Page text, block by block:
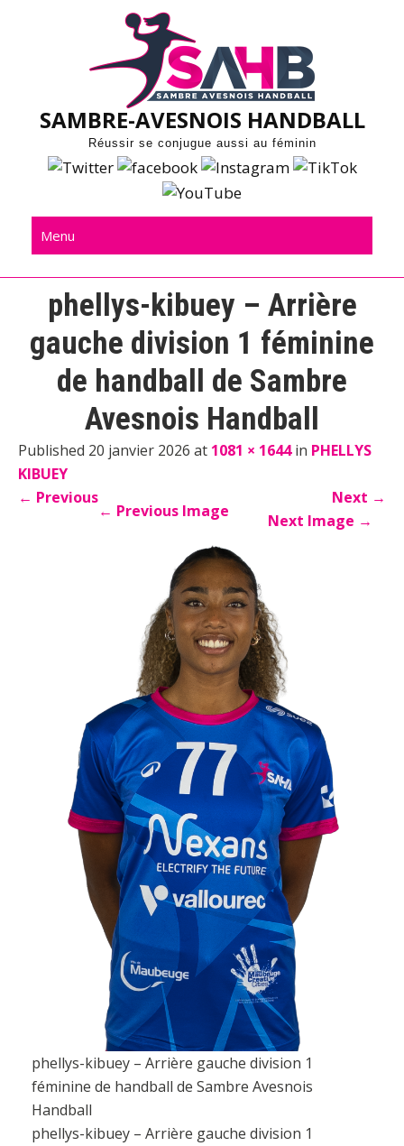
SAMBRE-AVESNOIS HANDBALL
Réussir se conjugue aussi au féminin
Menu
phellys-kibuey – Arrière
gauche division 1 féminine
de handball de Sambre
Avesnois Handball
Published 20 janvier 2026 at 1081 × 1644in PHELLYS
KIBUEY
← Previous Next →
← Previous Image Next Image →
phellys-kibuey – Arrière gauche division 1
féminine de handball de Sambre Avesnois
Handball
phellys-kibuey – Arrière gauche division 1